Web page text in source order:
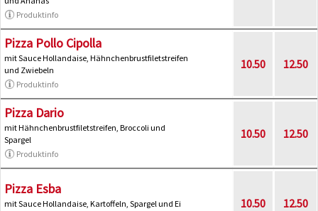
Produktinfo
Pizza Pollo Cipolla
mit Sauce Hollandaise, Hähnchenbrustfiletstreifen
und Zwiebeln
Produktinfo
10.50 12.50
Pizza Dario
mit Hähnchenbrustfiletstreifen, Broccoli und
Spargel
Produktinfo
10.50 12.50
Pizza Esba
mit Sauce Hollandaise, Kartoffeln, Spargel und Ei
10.50 12.50